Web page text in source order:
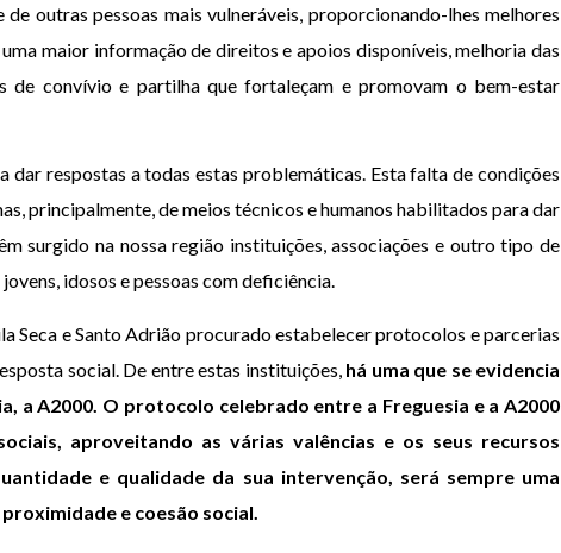
outras pessoas mais vulneráveis, proporcionando-lhes melhores
maior informação de direitos e apoios disponíveis, melhoria das
de convívio e partilha que fortaleçam e promovam o bem-estar
dar respostas a todas estas problemáticas. Esta falta de condições
principalmente, de meios técnicos e humanos habilitados para dar
surgido na nossa região instituições, associações e outro tipo de
idosos e pessoas com deficiência.
Seca e Santo Adrião procurado estabelecer protocolos e parcerias
social. De entre estas instituições, há uma que se evidencia
a A2000. O protocolo celebrado entre a Freguesia e a A2000
aproveitando as várias valências e os seus recursos
e qualidade da sua intervenção, será sempre uma
e coesão social.